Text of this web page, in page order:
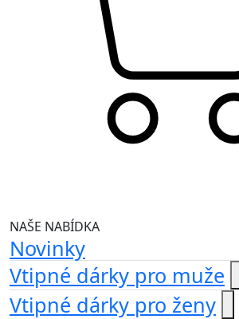
NAŠE NABÍDKA
Novinky
Vtipné dárky pro muže
Vtipné dárky pro ženy